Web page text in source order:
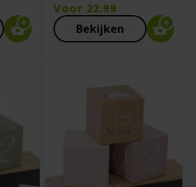
Voor 22.99
Bekijken